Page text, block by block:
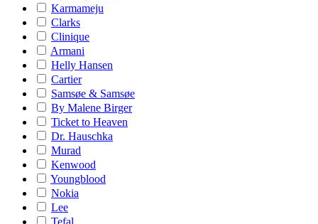
Karmameju
Clarks
Clinique
Armani
Helly Hansen
Cartier
Samsøe & Samsøe
By Malene Birger
Ticket to Heaven
Dr. Hauschka
Murad
Kenwood
Youngblood
Nokia
Lee
Tefal